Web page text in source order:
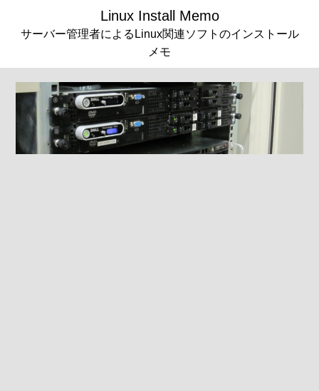
Linux Install Memo
サーバー管理者によるLinux関連ソフトのインストール
メモ